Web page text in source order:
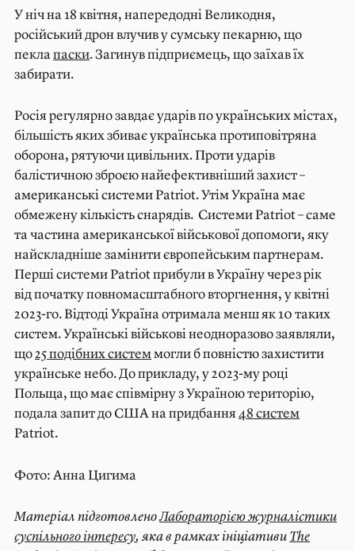
У ніч на 18 квітня, напередодні Великодня,
російський дрон влучив у сумську пекарню, що
пеклапаски. Загинув підприємець, що заїхав їх
забирати.
Росія регулярно завдає ударів по українських містах,
більшість яких збиває українська протиповітряна
оборона, рятуючи цивільних. Проти ударів
балістичною зброєю найефективніший захист –
американські системи Patriot. Утім Україна має
обмежену кількість снарядів. Системи Patriot – саме
та частина американської військової допомоги, яку
найскладніше замінити європейським партнерам.
Перші системи Patriot прибули в Україну через рік
від початку повномасштабного вторгнення, у квітні
2023-го. Відтоді Україна отримала менш як 10 таких
систем. Українські військові неодноразово заявляли,
що25 подібних системмогли б повністю захистити
українське небо. До прикладу, у 2023-му році
Польща, що має співмірну з Україною територію,
подала запит до США на придбання48 систем
Patriot.
Фото: Анна Цигима
Матеріал підготовленоЛабораторією журналістики
суспільного інтересу, яка в рамках ініціативиThe